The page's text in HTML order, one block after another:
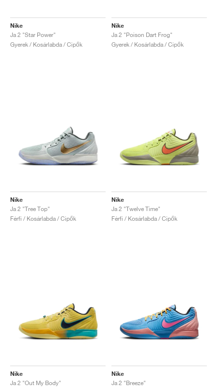
Nike
Ja 2 "Star Power"
Gyerek / Kosárlabda / Cipők
Nike
Ja 2 "Poison Dart Frog"
Gyerek / Kosárlabda / Cipők
Nike
Ja 2 "Tree Top"
Férfi / Kosárlabda / Cipők
Nike
Ja 2 "Twelve Time"
Férfi / Kosárlabda / Cipők
Nike
Ja 2 "Out My Body"
Nike
Ja 2 "Breeze"